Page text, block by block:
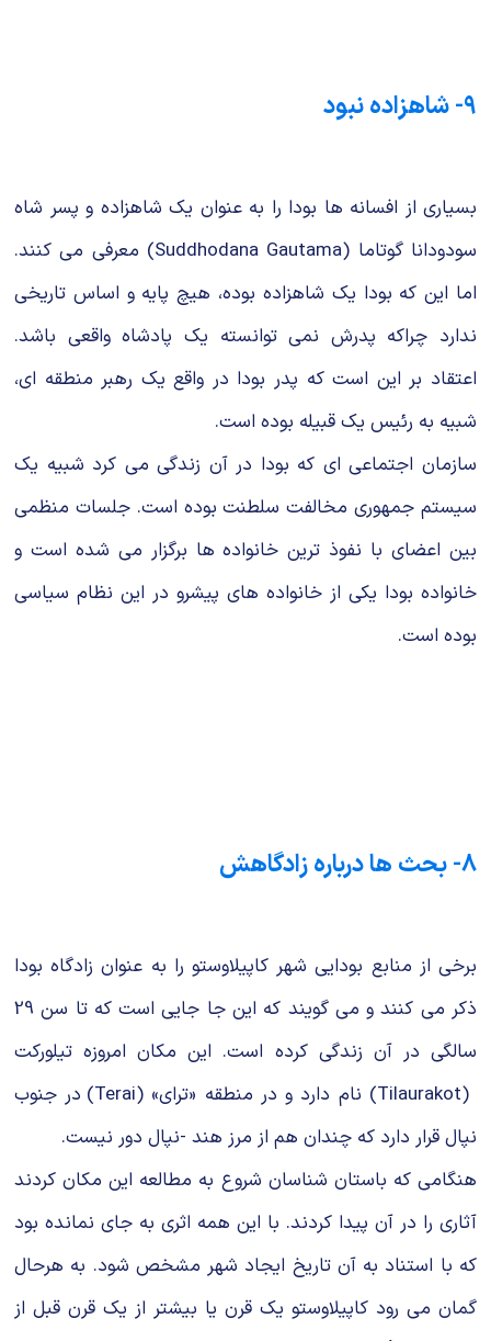
9- شاهزاده نبود
بسیاری از افسانه ها بودا را به عنوان یک شاهزاده و پسر شاه
سودودانا گوتاما (Suddhodana Gautama) معرفی می کنند.
اما این که بودا یک شاهزاده بوده، هیچ پایه و اساس تاریخی
ندارد چراکه پدرش نمی توانسته یک پادشاه واقعی باشد.
اعتقاد بر این است که پدر بودا در واقع یک رهبر منطقه ای،
شبیه به رئیس یک قبیله بوده است.
سازمان اجتماعی ای که بودا در آن زندگی می کرد شبیه یک
سیستم جمهوری مخالفت سلطنت بوده است. جلسات منظمی
بین اعضای با نفوذ ترین خانواده ها برگزار می شده است و
خانواده بودا یکی از خانواده های پیشرو در این نظام سیاسی
بوده است.
8- بحث ها درباره زادگاهش
برخی از منابع بودایی شهر کاپیلاوستو را به عنوان زادگاه بودا
ذکر می کنند و می گویند که این جا جایی است که تا سن 29
سالگی در آن زندگی کرده است. این مکان امروزه تیلورکت
(Tilaurakot) نام دارد و در منطقه «ترای» (Terai) در جنوب
نپال قرار دارد که چندان هم از مرز هند -نپال دور نیست.
هنگامی که باستان شناسان شروع به مطالعه این مکان کردند
آثاری را در آن پیدا کردند. با این همه اثری به جای نمانده بود
که با استناد به آن تاریخ ایجاد شهر مشخص شود. به هرحال
گمان می رود کاپیلاوستو یک قرن یا بیشتر از یک قرن قبل از